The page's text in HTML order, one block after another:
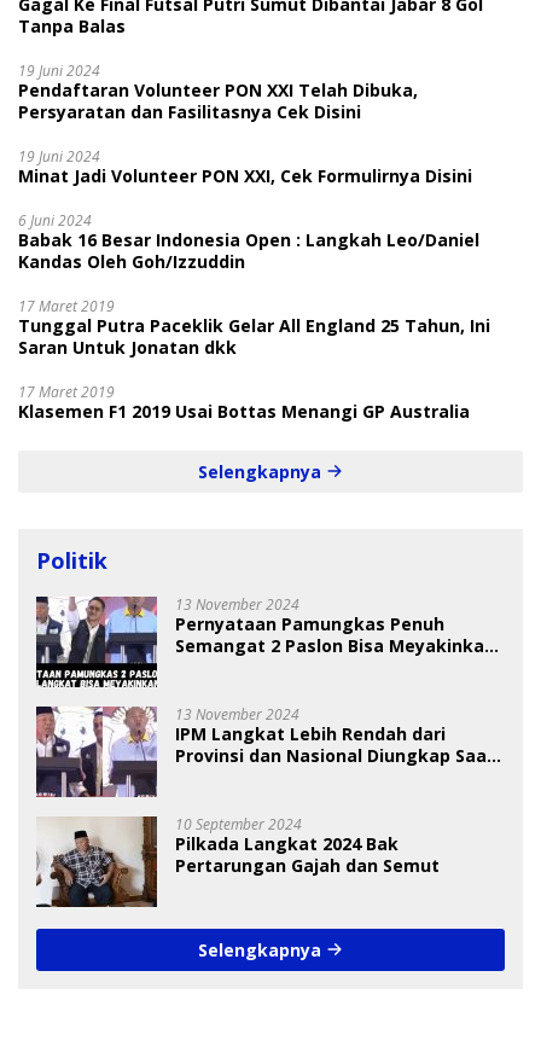
Tanpa Balas
19 Juni 2024
Pendaftaran Volunteer PON XXI Telah Dibuka,
Persyaratan dan Fasilitasnya Cek Disini
19 Juni 2024
Minat Jadi Volunteer PON XXI, Cek Formulirnya Disini
6 Juni 2024
Babak 16 Besar Indonesia Open : Langkah Leo/Daniel
Kandas Oleh Goh/Izzuddin
17 Maret 2019
Tunggal Putra Paceklik Gelar All England 25 Tahun, Ini
Saran Untuk Jonatan dkk
17 Maret 2019
Klasemen F1 2019 Usai Bottas Menangi GP Australia
Selengkapnya
Politik
13 November 2024
Pernyataan Pamungkas Penuh
Semangat 2 Paslon Bisa Meyakinkan
13 November 2024
IPM Langkat Lebih Rendah dari
Provinsi dan Nasional Diungkap Saat
10 September 2024
Pilkada Langkat 2024 Bak
Pertarungan Gajah dan Semut
Selengkapnya